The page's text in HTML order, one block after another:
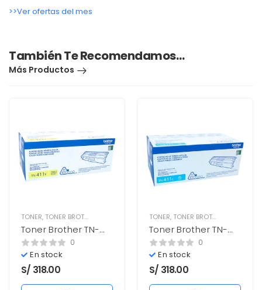
>>Ver ofertas del mes
También Te Recomendamos…
Más Productos
TONER, TONER BROTHER
Toner Brother TN-
411Y Yellow 1,800
paginas Nuevo
0
En stock
S/ 318.00
TONER, TONER BROTHER
Toner Brother TN-
411C Cyan 1,800
paginas Nuevo
0
En stock
S/ 318.00